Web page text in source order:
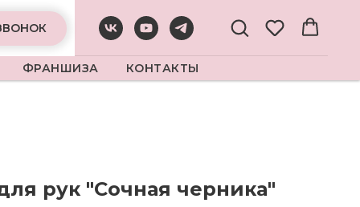
ФРАНШИЗА КОНТАКТЫ
рук "Сочная черника"